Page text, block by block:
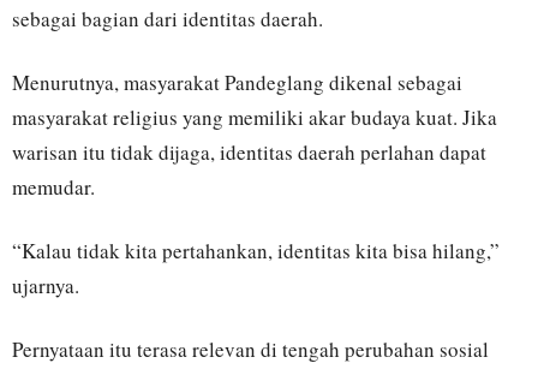
sebagai bagian dari identitas daerah.
Menurutnya, masyarakat Pandeglang dikenal sebagai
masyarakat religius yang memiliki akar budaya kuat. Jika
warisan itu tidak dijaga, identitas daerah perlahan dapat
memudar.
“Kalau tidak kita pertahankan, identitas kita bisa hilang,”
ujarnya.
Pernyataan itu terasa relevan di tengah perubahan sosial